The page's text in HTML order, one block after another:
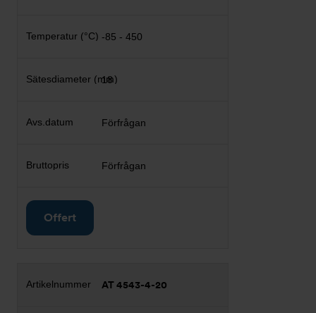
-85 - 450
18
Förfrågan
Förfrågan
Offert
AT 4543-4-20